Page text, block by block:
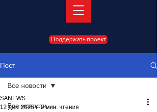
Поддержать проект
Пост
Все новости
Все новости
SANEWS
12 дек. 2025 г. 2 мин. чтения